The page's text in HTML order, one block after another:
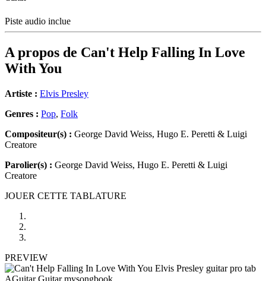
Piste audio inclue
A propos de Can't Help Falling In Love
With You
Artiste : Elvis Presley
Genres : Pop, Folk
Compositeur(s) : George David Weiss, Hugo E. Peretti & Luigi
Creatore
Parolier(s) : George David Weiss, Hugo E. Peretti & Luigi
Creatore
JOUER CETTE TABLATURE
PREVIEW